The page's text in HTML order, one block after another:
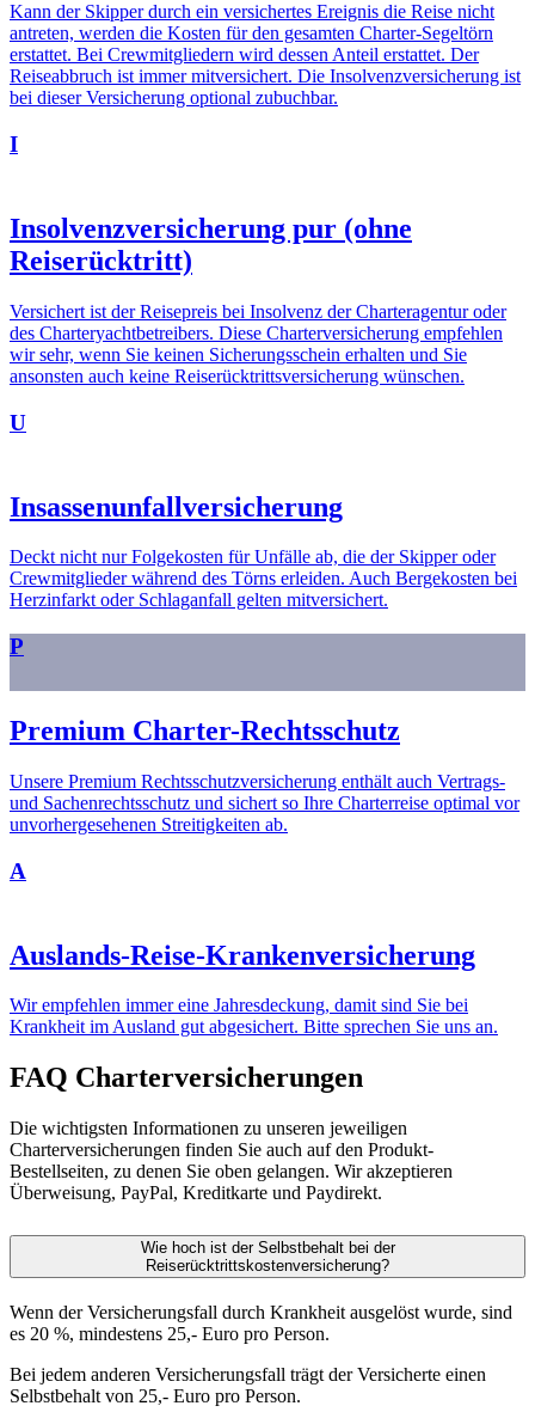
Kann der Skipper durch ein versichertes Ereignis die Reise nicht
antreten, werden die Kosten für den gesamten Charter-Segeltörn
erstattet. Bei Crewmitgliedern wird dessen Anteil erstattet. Der
Reiseabbruch ist immer mitversichert. Die Insolvenzversicherung ist
bei dieser Versicherung optional zubuchbar.
I
Insolvenzversicherung pur (ohne
Reiserücktritt)
Versichert ist der Reisepreis bei Insolvenz der Charteragentur oder
des Charteryachtbetreibers. Diese Charterversicherung empfehlen
wir sehr, wenn Sie keinen Sicherungsschein erhalten und Sie
ansonsten auch keine Reiserücktrittsversicherung wünschen.
U
Insassenunfallversicherung
Deckt nicht nur Folgekosten für Unfälle ab, die der Skipper oder
Crewmitglieder während des Törns erleiden. Auch Bergekosten bei
Herzinfarkt oder Schlaganfall gelten mitversichert.
P
Premium Charter-Rechtsschutz
Unsere Premium Rechtsschutzversicherung enthält auch Vertrags-
und Sachenrechtsschutz und sichert so Ihre Charterreise optimal vor
unvorhergesehenen Streitigkeiten ab.
A
Auslands-Reise-Krankenversicherung
Wir empfehlen immer eine Jahresdeckung, damit sind Sie bei
Krankheit im Ausland gut abgesichert. Bitte sprechen Sie uns an.
FAQ Charterversicherungen
Die wichtigsten Informationen zu unseren jeweiligen
Charterversicherungen finden Sie auch auf den Produkt-
Bestellseiten, zu denen Sie oben gelangen. Wir akzeptieren
Überweisung, PayPal, Kreditkarte und Paydirekt.
Wie hoch ist der Selbstbehalt bei der
Reiserücktrittskostenversicherung?
Wenn der Versicherungsfall durch Krankheit ausgelöst wurde, sind
es 20 %, mindestens 25,- Euro pro Person.
Bei jedem anderen Versicherungsfall trägt der Versicherte einen
Selbstbehalt von 25,- Euro pro Person.